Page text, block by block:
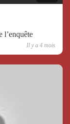
l’enquête
Il y a 4 mois